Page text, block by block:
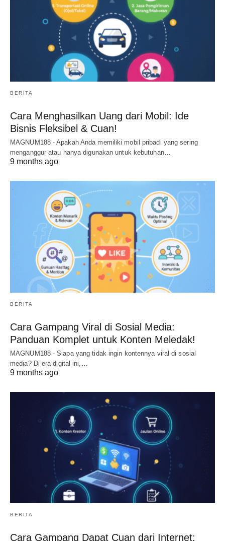
BERITA
Cara Menghasilkan Uang dari Mobil: Ide
Bisnis Fleksibel & Cuan!
MAGNUM188 - Apakah Anda memiliki mobil pribadi yang sering
menganggur atau hanya digunakan untuk kebutuhan…
9 months ago
BERITA
Cara Gampang Viral di Sosial Media:
Panduan Komplet untuk Konten Meledak!
MAGNUM188 - Siapa yang tidak ingin kontennya viral di sosial
media? Di era digital ini,…
9 months ago
BERITA
Cara Gampang Dapat Cuan dari Internet: